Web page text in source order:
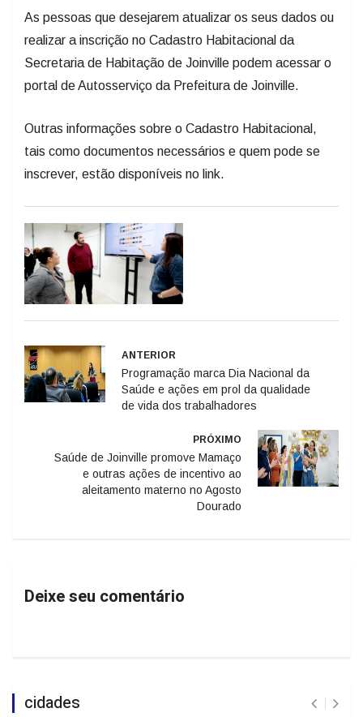
As pessoas que desejarem atualizar os seus dados ou
realizar a inscrição no Cadastro Habitacional da
Secretaria de Habitação de Joinville podem acessar o
portal de Autosserviço da Prefeitura de Joinville.
Outras informações sobre o Cadastro Habitacional,
tais como documentos necessários e quem pode se
inscrever, estão disponíveis no link.
ANTERIOR
Programação marca Dia Nacional da
Saúde e ações em prol da qualidade
de vida dos trabalhadores
PRÓXIMO
Saúde de Joinville promove Mamaço
e outras ações de incentivo ao
aleitamento materno no Agosto
Dourado
Deixe seu comentário
cidades